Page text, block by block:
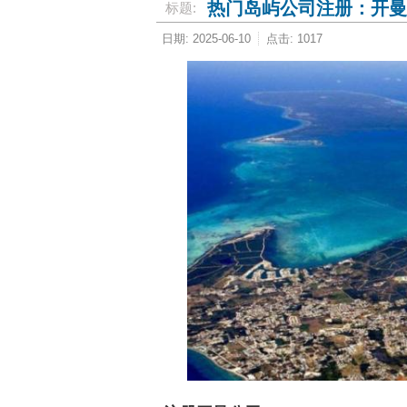
标题: 热门岛屿公司注册：开
日期: 2025-06-10 点击: 1017